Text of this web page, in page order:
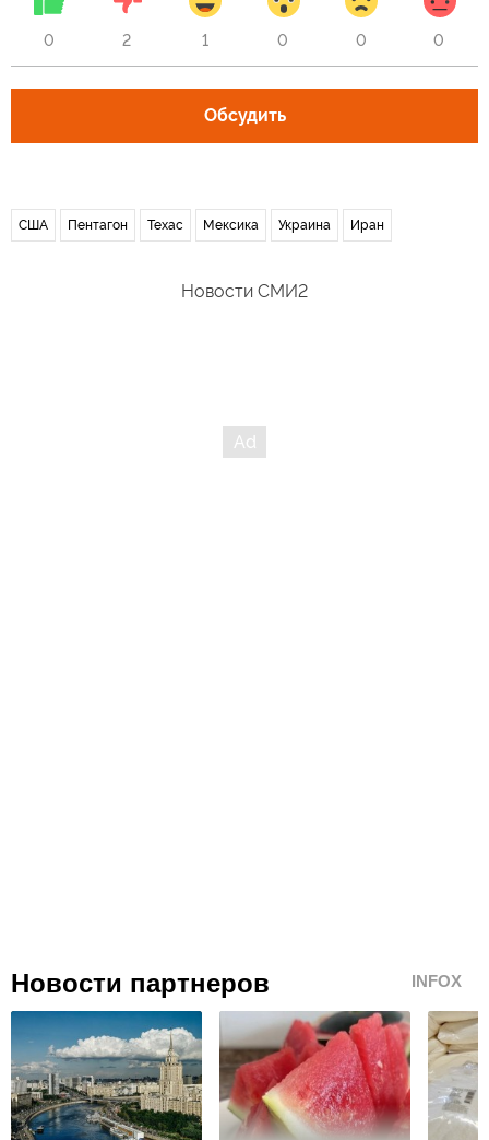
0 2 1 0 0 0
Обсудить
США Пентагон Техас Мексика Украина Иран
Новости СМИ2
Новости партнеров INFOX